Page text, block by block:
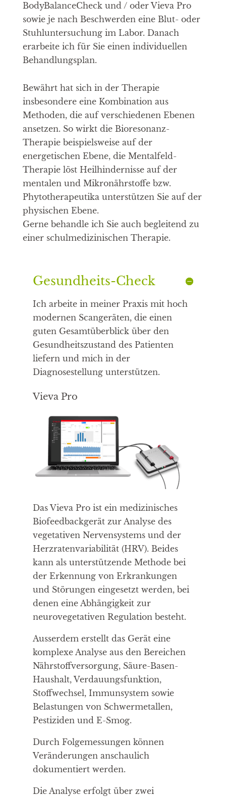
BodyBalanceCheck und / oder Vieva Pro
sowie je nach Beschwerden eine Blut- oder
Stuhluntersuchung im Labor. Danach
erarbeite ich für Sie einen individuellen
Behandlungsplan.
Bewährt hat sich in der Therapie
insbesondere eine Kombination aus
Methoden, die auf verschiedenen Ebenen
ansetzen. So wirkt die Bioresonanz-
Therapie beispielsweise auf der
energetischen Ebene, die Mentalfeld-
Therapie löst Heilhindernisse auf der
mentalen und Mikronährstoffe bzw.
Phytotherapeutika unterstützen Sie auf der
physischen Ebene.
Gerne behandle ich Sie auch begleitend zu
einer schulmedizinischen Therapie.
Gesundheits-Check
Ich arbeite in meiner Praxis mit hoch
modernen Scangeräten, die einen
guten Gesamtüberblick über den
Gesundheitszustand des Patienten
liefern und mich in der
Diagnosestellung unterstützen.
Vieva Pro
Das Vieva Pro ist ein medizinisches
Biofeedbackgerät zur Analyse des
vegetativen Nervensystems und der
Herzratenvariabilität (HRV). Beides
kann als unterstützende Methode bei
der Erkennung von Erkrankungen
und Störungen eingesetzt werden, bei
denen eine Abhängigkeit zur
neurovegetativen Regulation besteht.
Ausserdem erstellt das Gerät eine
komplexe Analyse aus den Bereichen
Nährstoffversorgung, Säure-Basen-
Haushalt, Verdauungsfunktion,
Stoffwechsel, Immunsystem sowie
Belastungen von Schwermetallen,
Pestiziden und E-Smog.
Durch Folgemessungen können
Veränderungen anschaulich
dokumentiert werden.
Die Analyse erfolgt über zwei